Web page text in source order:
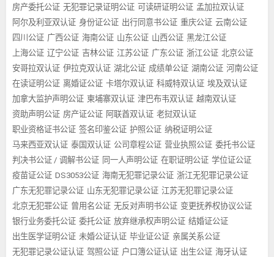
房产委托公证 无犯罪记录证明公证 可读研证明公证 孟加拉双认证
阿尔及利亚双认证 身份证公证 出行同意书公证 重庆公证 云南公证
四川公证 广西公证 海南公证 山东公证 山西公证 黑龙江公证
上海公证 辽宁公证 吉林公证 江苏公证 广东公证 浙江公证 北京公证
安哥拉双认证 伊拉克双认证 湖北公证 成绩单公证 湖南公证 河南公证
在读证明公证 离婚证公证 卡塔尔双认证 科威特双认证 埃及双认证
加拿大监护声明公证 柬埔寨双认证 津巴布韦双认证 越南双认证
资助声明公证 房产证公证 阿联酋双认证 老挝双认证
职业资格证书公证 签名印鉴公证 护照公证 纳税证明公证
马来西亚双认证 泰国双认证 公司章程公证 营业执照公证 委托书公证
判决书公证 / 调解书公证 同一人声明公证 在职证明公证 学位证公证
疫苗证公证 DS3053公证 海南无犯罪记录公证 浙江无犯罪记录公证
广东无犯罪记录公证 山东无犯罪记录公证 江苏无犯罪记录公证
北京无犯罪公证 曾用名公证 无反对声明书公证 变更抚养权协议公证
银行业务委托公证 委托公证 放弃继承权声明公证 结婚证公证
出生医学证明公证 未婚公证认证 毕业证公证 亲属关系公证
无犯罪记录公证认证 驾照公证 户口簿公证认证 出生公证 海牙认证